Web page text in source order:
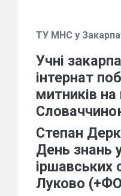
ТУ МНС у
Учні
інтернат
митників на
Степан
День знань
іршавських
Луково